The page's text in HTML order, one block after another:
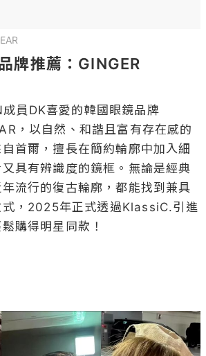
牌推薦：GINGER
員DK喜愛的韓國眼鏡品牌
，以自然、和諧且富有存在感的
首爾，擅長在簡約輪廓中加入細
具有辨識度的鏡框。無論是經典
流行的復古輪廓，都能找到兼具
式，2025年正式透過KlassiC.引進
購得明星同款！